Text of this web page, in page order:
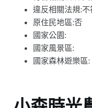
違反相關法規:
原住民地區:否
國家公園:
國家風景區:
國家森林遊樂區: